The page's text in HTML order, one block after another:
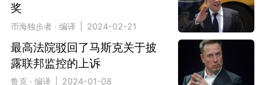
奖
币海独步者 · 编译 | 2024-02-21
最高法院驳回了马斯克关于披
露联邦监控的上诉
鲁克 · 编译 | 2024-01-08